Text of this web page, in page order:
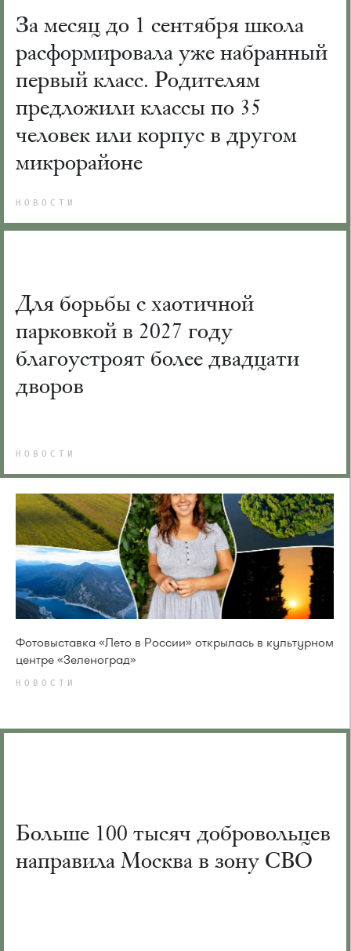
За месяц до 1 сентября школа
расформировала уже набранный
первый класс. Родителям
предложили классы по 35
человек или корпус в другом
микрорайоне
НОВОСТИ
Для борьбы с хаотичной
парковкой в 2027 году
благоустроят более двадцати
дворов
НОВОСТИ
Фотовыставка «Лето в России» открылась в культурном
центре «Зеленоград»
НОВОСТИ
Больше 100 тысяч добровольцев
направила Москва в зону СВО